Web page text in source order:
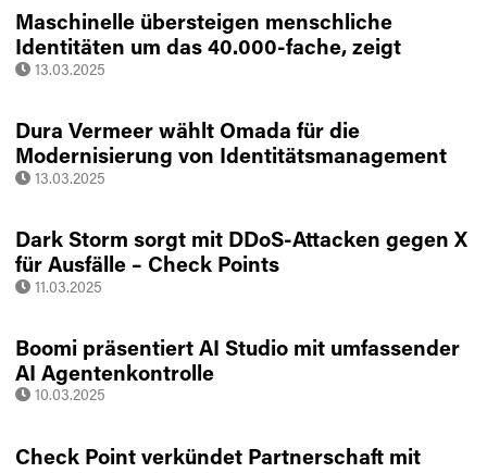
Maschinelle übersteigen menschliche
Identitäten um das 40.000-fache, zeigt
Sysdig-Bericht
13.03.2025
Dura Vermeer wählt Omada für die
Modernisierung von Identitätsmanagement
und -verwaltung
13.03.2025
Dark Storm sorgt mit DDoS-Attacken gegen X
für Ausfälle – Check Points
Sicherheitsforscher liefern kurzfristig
11.03.2025
Boomi präsentiert AI Studio mit umfassender
AI Agentenkontrolle
10.03.2025
Check Point verkündet Partnerschaft mit